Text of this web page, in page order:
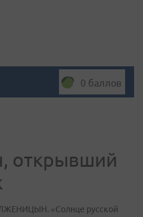
0 баллов
открывший
«Солнце русской